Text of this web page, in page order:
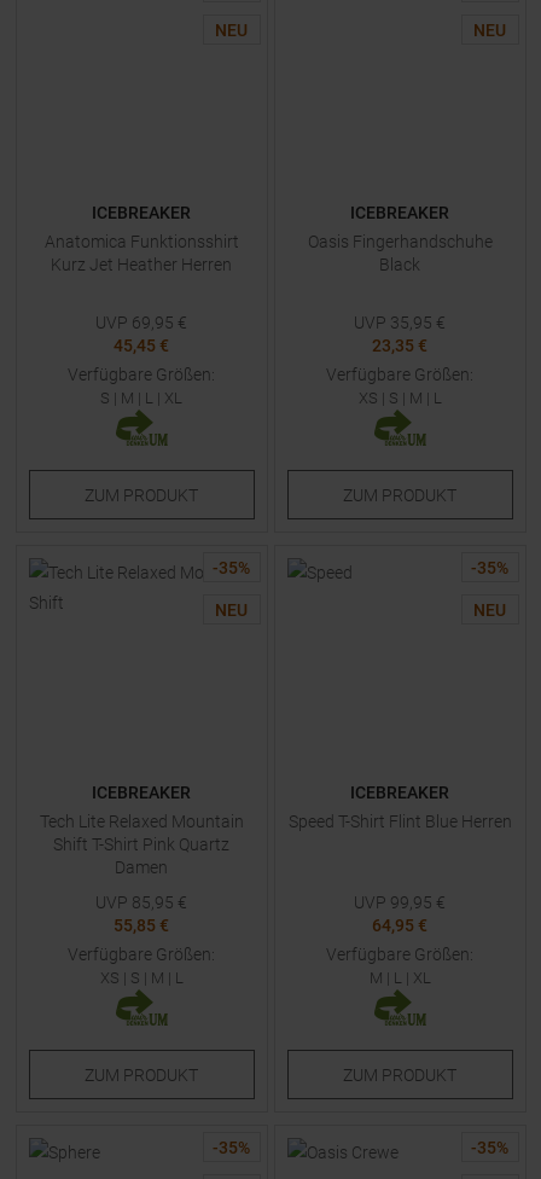
NEU
ICEBREAKER
Anatomica Funktionsshirt
Kurz Jet Heather Herren
UVP 69,95 €
45,45 €
Verfügbare Größen:
S | M | L | XL
ZUM PRODUKT
NEU
ICEBREAKER
Oasis Fingerhandschuhe
Black
UVP 35,95 €
23,35 €
Verfügbare Größen:
XS | S | M | L
ZUM PRODUKT
-35%
NEU
ICEBREAKER
Tech Lite Relaxed Mountain
Shift T-Shirt Pink Quartz
Damen
UVP 85,95 €
55,85 €
Verfügbare Größen:
XS | S | M | L
ZUM PRODUKT
-35%
NEU
ICEBREAKER
Speed T-Shirt Flint Blue Herren
UVP 99,95 €
64,95 €
Verfügbare Größen:
M | L | XL
ZUM PRODUKT
-35% -35%